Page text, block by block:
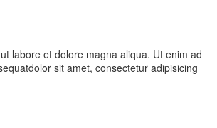
labore et dolore magna aliqua. Ut enim ad
sit amet, consectetur adipisicing